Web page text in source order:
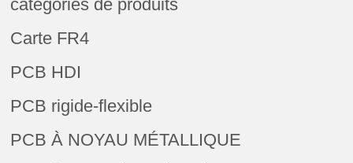
catégories de produits
Carte FR4
PCB HDI
PCB rigide-flexible
PCB À NOYAU MÉTALLIQUE